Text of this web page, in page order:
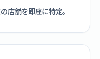
店舗を即座に特定。